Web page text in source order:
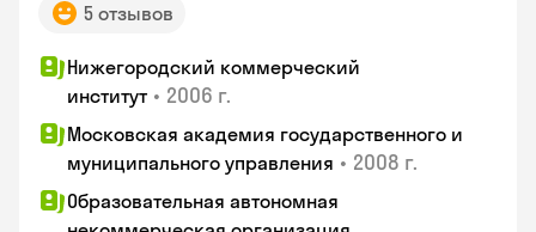
5 отзывов
Нижегородский коммерческий
институт • 2006 г.
Московская академия государственного и
муниципального управления • 2008 г.
Образовательная автономная